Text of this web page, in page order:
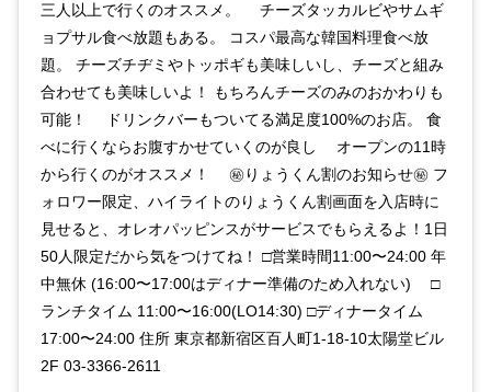
三人以上で行くのオススメ。 ⠀ チーズタッカルビやサムギ
ョプサル食べ放題もある。 コスパ最高な韓国料理食べ放
題。 チーズチヂミやトッポギも美味しいし、チーズと組み
合わせても美味しいよ！ もちろんチーズのみのおかわりも
可能！ ⠀ ドリンクバーもついてる満足度100%のお店。 食
べに行くならお腹すかせていくのが良し ⠀ オープンの11時
から行くのがオススメ！ ⠀ ㊙️りょうくん割のお知らせ㊙️ フ
ォロワー限定、ハイライトのりょうくん割画面を入店時に
見せると、オレオパッピンスがサービスでもらえるよ！1日
50人限定だから気をつけてね！ □営業時間11:00〜24:00 年
中無休 (16:00〜17:00はディナー準備のため入れない) ⠀ □
ランチタイム 11:00〜16:00(LO14:30) □ディナータイム
17:00〜24:00 住所 東京都新宿区百人町1-18-10太陽堂ビル
2F 03-3366-2611